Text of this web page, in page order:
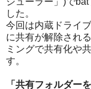
した。
今回は内蔵ドライ
に共有が解除され
ミングで共有化や
す。
「共有フォルダー